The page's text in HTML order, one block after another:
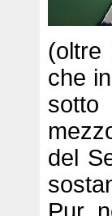
(oltre
che
sotto
del